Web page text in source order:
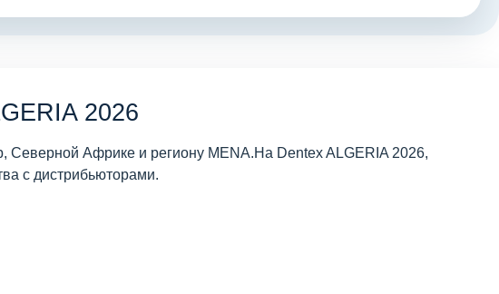
2026
Северной Африке и региону MENA.На Dentex ALGERIA 2026,
с дистрибьюторами.